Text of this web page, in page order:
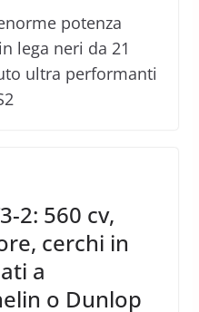
potenza
lega neri da 21
ultra performanti
2: 560 cv,
cerchi in
a
o Dunlop